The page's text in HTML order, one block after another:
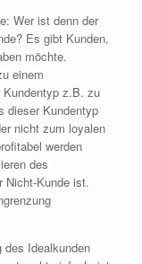
Wer ist denn der
Es gibt Kunden,
möchte.
einem
Kundentyp z.B. zu
dieser Kundentyp
nicht zum loyalen
werden
des
Nicht-Kunde ist.
des Idealkunden